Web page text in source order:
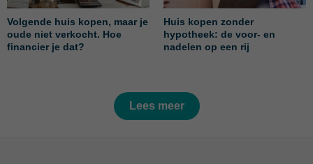
Volgende huis kopen, maar je
oude niet verkocht. Hoe
financier je dat?
Huis kopen zonder
hypotheek: de voor- en
nadelen op een rij
Lees meer